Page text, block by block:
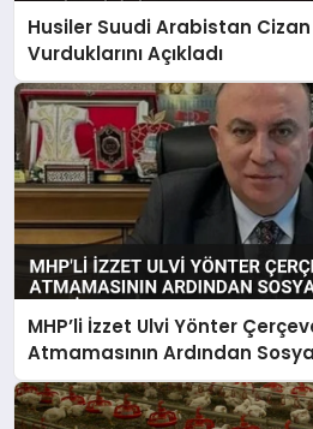
Husiler Suudi Arabistan
Vurduklarını Açıkladı
MHP’li İzzet Ulvi Yönter
Atmamasının Ardından
Verdi